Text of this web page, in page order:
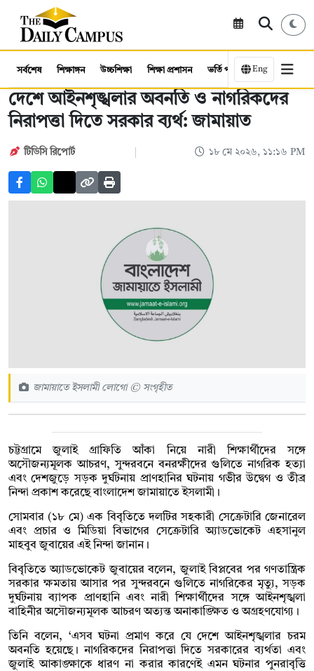
সর্বশেষ শিক্ষাঙ্গন উচ্চশিক্ষা শিক্ষা প্রশাসন ভর্তি পরীক্ষা কর্মসংস্থান
Eng
দেশে আইনশৃঙ্খলার অবনতি ও নাগরিকদের
নিরাপত্তা দিতে সরকার ব্যর্থ: জামায়াত
টিডিসি রিপোর্ট ১৮ মে ২০২৬, ১১:১৬ PM
জামায়াতে ইসলামী লোগো © সংগৃহীত
চট্টগ্রামে জুলাই গ্রাফিতি আঁকা নিয়ে নারী শিক্ষার্থীদের সঙ্গে
অসৌজন্যমূলক আচরণ, সুন্দরবনে বনরক্ষীদের গুলিতে নাগরিক হত্যা
এবং দেশজুড়ে সড়ক দুর্ঘটনায় প্রাণহানির ঘটনায় গভীর উদ্বেগ ও তীব্র
নিন্দা প্রকাশ করেছে বাংলাদেশ জামায়াতে ইসলামী।
সোমবার (১৮ মে) এক বিবৃতিতে দলটির সহকারী সেক্রেটারি জেনারেল
এবং প্রচার ও মিডিয়া বিভাগের সেক্রেটারি অ্যাডভোকেট এহসানুল
মাহবুব জুবায়ের এই নিন্দা জানান।
বিবৃতিতে অ্যাডভোকেট জুবায়ের বলেন, জুলাই বিপ্লবের পর গণতান্ত্রিক
সরকার ক্ষমতায় আসার পর সুন্দরবনে গুলিতে নাগরিকের মৃত্যু, সড়ক
দুর্ঘটনায় ব্যাপক প্রাণহানি এবং নারী শিক্ষার্থীদের সঙ্গে আইনশৃঙ্খলা
বাহিনীর অসৌজন্যমূলক আচরণ অত্যন্ত অনাকাঙ্ক্ষিত ও অগ্রহণযোগ্য।
তিনি বলেন, ‘এসব ঘটনা প্রমাণ করে যে দেশে আইনশৃঙ্খলার চরম
অবনতি হয়েছে। নাগরিকদের নিরাপত্তা দিতে সরকারের ব্যর্থতা এবং
জুলাই আকাঙ্ক্ষাকে ধারণ না করার কারণেই এমন ঘটনার পুনরাবৃত্তি